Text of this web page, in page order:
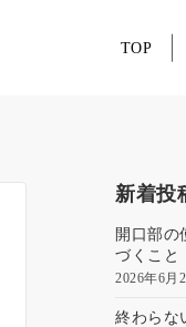
TOP
新着投
開口部の
づくこと
2026年6月
終わらな